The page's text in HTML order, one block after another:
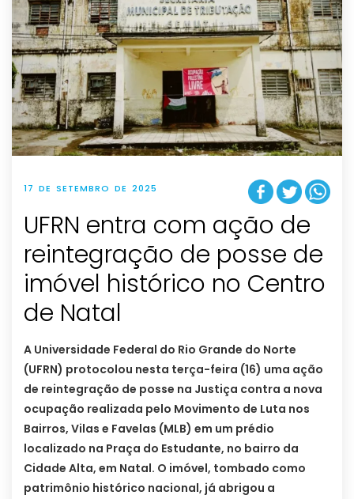
17 DE SETEMBRO DE 2025
UFRN entra com ação de
reintegração de posse de
imóvel histórico no Centro
de Natal
A Universidade Federal do Rio Grande do Norte
(UFRN) protocolou nesta terça-feira (16) uma ação
de reintegração de posse na Justiça contra a nova
ocupação realizada pelo Movimento de Luta nos
Bairros, Vilas e Favelas (MLB) em um prédio
localizado na Praça do Estudante, no bairro da
Cidade Alta, em Natal. O imóvel, tombado como
patrimônio histórico nacional, já abrigou a